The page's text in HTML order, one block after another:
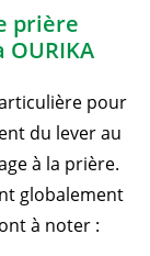
prière
pour
du lever au
à la prière.
globalement
à noter :